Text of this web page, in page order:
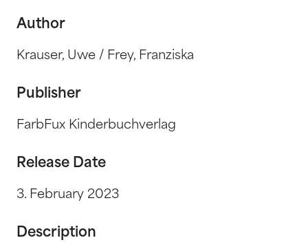
Author
Krauser, Uwe / Frey, Franziska
Publisher
FarbFux Kinderbuchverlag
Release Date
3. February 2023
Description